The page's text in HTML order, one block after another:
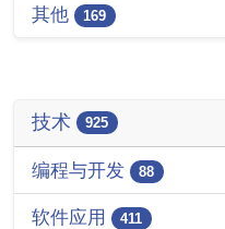
其他 169
技术 925
编程与开发 88
软件应用 411